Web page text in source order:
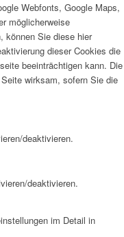
Webfonts, Google Maps,
möglicherweise
können Sie diese hier
dieser Cookies die
beeinträchtigen kann. Die
wirksam, sofern Sie die
deaktivieren.
deaktivieren.
im Detail in